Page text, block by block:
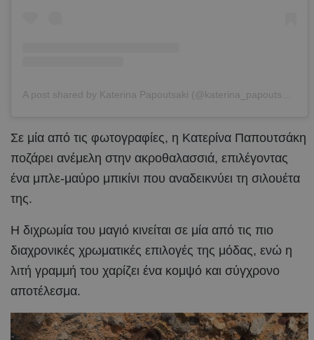
Σε μία από τις φωτογραφίες, η Κατερίνα Παπουτσάκη
ποζάρει ανέμελη στην ακροθαλασσιά, επιλέγοντας
ένα μπλε-μαύρο μπικίνι που αναδεικνύει τη σιλουέτα
της.
Η διχρωμία του μαγιό κινείται σε μία από τις πιο
διαχρονικές χρωματικές επιλογές της μόδας, ενώ η
λιτή γραμμή του χαρίζει ένα κομψό και σύγχρονο
αποτέλεσμα.